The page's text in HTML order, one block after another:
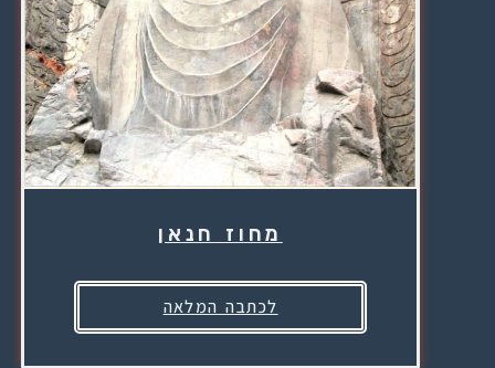
מחוז חנאן
לכתבה המלאה